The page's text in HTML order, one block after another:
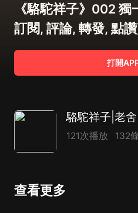
《駱駝祥子》002
訂閱, 評論, 轉發, 點
打開
121次播放 132
查看更多